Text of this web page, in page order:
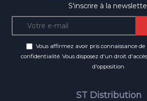
S'inscrire à la
Vous affirmez avoir pris connaissance de
confidentialité. Vous disposez d'un droit
d'opposition.
ST Distribution